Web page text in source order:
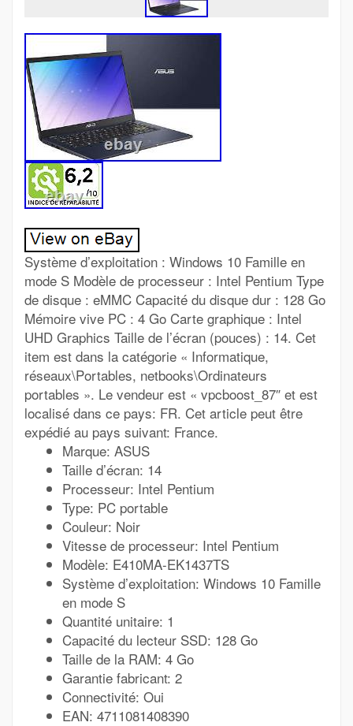
Système d’exploitation : Windows 10 Famille en
mode S Modèle de processeur : Intel Pentium Type
de disque : eMMC Capacité du disque dur : 128 Go
Mémoire vive PC : 4 Go Carte graphique : Intel
UHD Graphics Taille de l’écran (pouces) : 14. Cet
item est dans la catégorie « Informatique,
réseaux\Portables, netbooks\Ordinateurs
portables ». Le vendeur est « vpcboost_87″ et est
localisé dans ce pays: FR. Cet article peut être
expédié au pays suivant: France.
Marque: ASUS
Taille d’écran: 14
Processeur: Intel Pentium
Type: PC portable
Couleur: Noir
Vitesse de processeur: Intel Pentium
Modèle: E410MA-EK1437TS
Système d’exploitation: Windows 10 Famille
en mode S
Quantité unitaire: 1
Capacité du lecteur SSD: 128 Go
Taille de la RAM: 4 Go
Garantie fabricant: 2
Connectivité: Oui
EAN: 4711081408390